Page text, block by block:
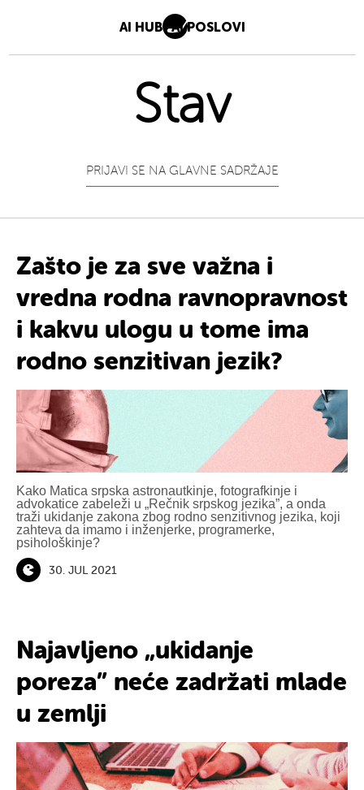
AI HUB AI POSLOVI
Stav
PRIJAVI SE NA GLAVNE SADRŽAJE
Zašto je za sve važna i
vredna rodna ravnopravnost
i kakvu ulogu u tome ima
rodno senzitivan jezik?
Kako Matica srpska astronautkinje, fotografkinje i
advokatice zabeleži u „Rečnik srpskog jezika”, a onda
traži ukidanje zakona zbog rodno senzitivnog jezika, koji
zahteva da imamo i inženjerke, programerke,
psihološkinje?
30. JUL 2021
Najavljeno „ukidanje
poreza” neće zadržati mlade
u zemlji